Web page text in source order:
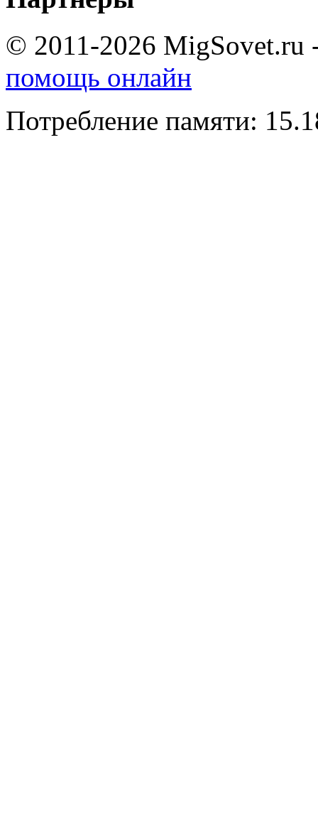
© 2011-2026 MigSovet.ru
помощь онлайн
Потребление памяти: